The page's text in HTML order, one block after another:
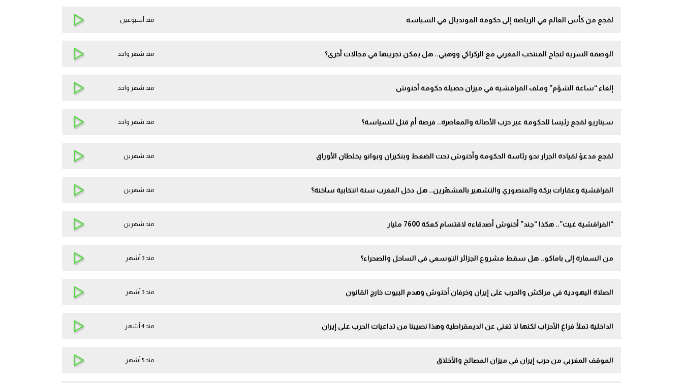
لقجع من كأس العالم في الرياضة إلى حكومة المونديال في السياسة مند أسبوعين
الوصفة السرية لنجاح المنتخب المغربي مع الركراكي ووهبي.. هل يمكن تجريبها في مجالات أخرى؟ مند شهر واحد
إلغاء “ساعة الشؤم” وملف الفراقشية في ميزان حصيلة حكومة أخنوش مند شهر واحد
سيناريو لقجع رئيسا للحكومة عبر حزب الأصالة والمعاصرة.. فرصة أم قتل للسياسة؟ مند شهر واحد
لقجع مدعوّ لقيادة الجرار نحو رئاسة الحكومة وأخنوش تحت الضغط وبنكيران وبوانو يخلطان الأوراق مند شهرين
الفراقشية وعقارات بركة والمنصوري والتشهير بالمشهّرين.. هل دخل المغرب سنة انتخابية ساخنة؟ مند شهرين
“الفراقشية غيت”.. هكذا “جند” أخنوش أصدقاءه لاقتسام كعكة 7600 مليار مند شهرين
من السمارة إلى باماكو.. هل سقط مشروع الجزائر التوسعي في الساحل والصحراء؟ مند 3 أشهر
الصلاة اليهودية في مراكش والحرب على إيران وخرفان أخنوش وهدم البيوت خارج القانون مند 3 أشهر
الداخلية تملأ فراغ الأحزاب لكنها لا تغني عن الديمقراطية وهذا نصيبنا من تداعيات الحرب على إيران مند 4 أشهر
الموقف المغربي من حرب إيران في ميزان المصالح والأخلاق مند 5 أشهر